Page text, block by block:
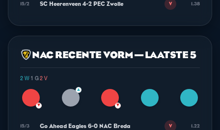
15/2 SC Heerenveen 4-2 PEC Zwolle V 1.38
NAC RECENTE VORM — LAATSTE 5
2 W· 1 G·2 V
▼
▲
▼
15/3 Go Ahead Eagles 6-0 NAC Breda V 1.22